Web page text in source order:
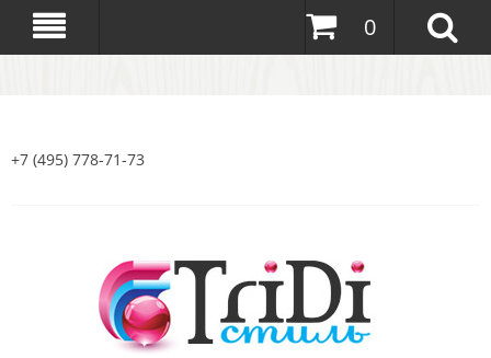
0
+7 (495) 778-71-73